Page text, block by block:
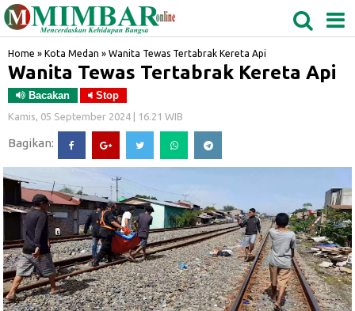
BIDANGRO
Home » Kota Medan » Wanita Tewas Tertabrak Kereta Api
Wanita Tewas Tertabrak Kereta Api
Bacakan Stop
Kamis, 05 September 2024 | 16.21 WIB
Bagikan: